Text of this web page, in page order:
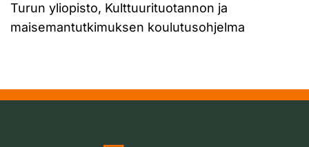
Turun yliopisto, Kulttuurituotannon ja
maisemantutkimuksen koulutusohjelma